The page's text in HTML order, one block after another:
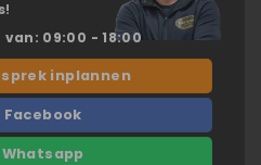
09:00 - 18:00
inplannen
Facebook